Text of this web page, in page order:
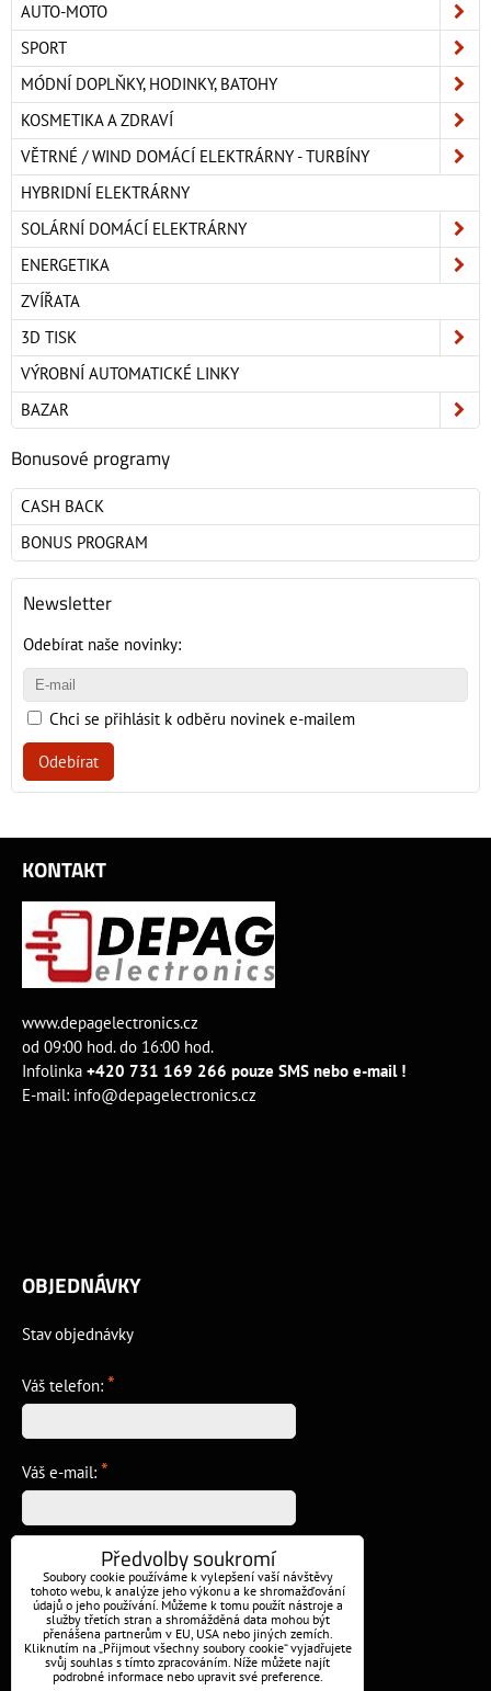
AUTO-MOTO
SPORT
MÓDNÍ DOPLŇKY, HODINKY, BATOHY
KOSMETIKA A ZDRAVÍ
VĚTRNÉ / WIND DOMÁCÍ ELEKTRÁRNY - TURBÍNY
HYBRIDNÍ ELEKTRÁRNY
SOLÁRNÍ DOMÁCÍ ELEKTRÁRNY
ENERGETIKA
ZVÍŘATA
3D TISK
VÝROBNÍ AUTOMATICKÉ LINKY
BAZAR
Bonusové programy
CASH BACK
BONUS PROGRAM
Newsletter
Odebírat naše novinky:
Chci se přihlásit k odběru novinek e-mailem
Odebírat
KONTAKT
www.depagelectronics.cz
od 09:00 hod. do 16:00 hod.
Infolinka +420 731 169 266 pouze SMS nebo e-mail !
E-mail: info@depagelectronics.cz
OBJEDNÁVKY
Stav objednávky
Váš telefon: *
Váš e-mail: *
Předvolby soukromí
Soubory cookie používáme k vylepšení vaší návštěvy
tohoto webu, k analýze jeho výkonu a ke shromažďování
údajů o jeho používání. Můžeme k tomu použít nástroje a
služby třetích stran a shromážděná data mohou být
přenášena partnerům v EU, USA nebo jiných zemích.
Kliknutím na „Přijmout všechny soubory cookie“ vyjadřujete
svůj souhlas s tímto zpracováním. Níže můžete najít
podrobné informace nebo upravit své preference.